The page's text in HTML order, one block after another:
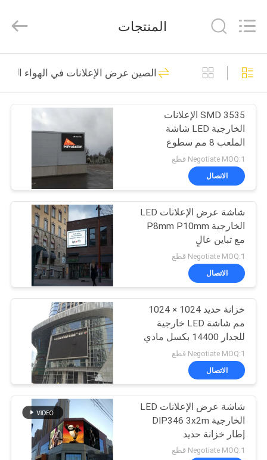
منزل،
بيت
منتجات
عرض
الواقع
الافتراضي
معلومات
جولة
المعمل
مراقبة
الجودة
اتصل
LED
Co.,Ltd.
Reserved.
لافتات عرض نافذة
LED
61
لافتات LED رقمية
خارجية
59
لافتات نصب الصمام
38
37
المنتجات
الصين عرض الإعلانات في الهواء
SMD 3535 الإعلانات
الخارجية LED شاشة
الملعب 8 مم سطوع
تصحيح الأخطاء العالية
Negotiate MOQ:1 قطع
الاتصال
شاشة عرض الإعلانات LED
الخارجية P8mm P10mm
مع تباين عالٍ
Negotiate MOQ:1 قطع
الاتصال
خزانة حديد 1024 × 1024
مم شاشة LED خارجية
للجدار 14400 بكسل مادي
Negotiate MOQ:1 قطع
الاتصال
شاشة عرض الإعلانات LED
الخارجية DIP346 3x2m
إطار خزانة حديد
Negotiate MOQ:1 قطع